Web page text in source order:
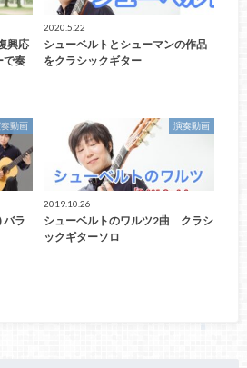
興応
で奏
2020.5.22
シューベルトとシューマンの作品
をクラシックギター
動画
バラ
演奏動画
2019.10.26
シューベルトのワルツ2曲 クラシ
ックギターソロ